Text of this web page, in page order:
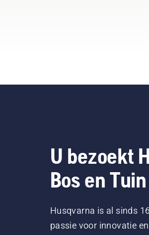
U bezoekt
Bos en
Husqvarna is al sinds
passie voor innovatie